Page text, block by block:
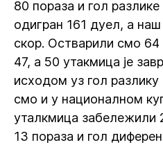
80 пораза и гол
одигран 161 дуел, а
скор. Остварили смо
47, а 50 утакмица је
исходом уз гол разлику
смо и у националном
уталкмица забележили
13 пораза и гол